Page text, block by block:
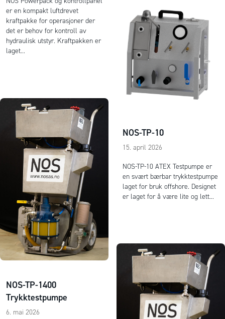
er en kompakt luftdrevet
kraftpakke for operasjoner der
det er behov for kontroll av
hydraulisk utstyr. Kraftpakken er
laget...
NOS-TP-10
15. april 2026
NOS-TP-10 ATEX Testpumpe er
en svært bærbar trykktestpumpe
laget for bruk offshore. Designet
er laget for å være lite og lett...
NOS-TP-1400
Trykktestpumpe
6. mai 2026